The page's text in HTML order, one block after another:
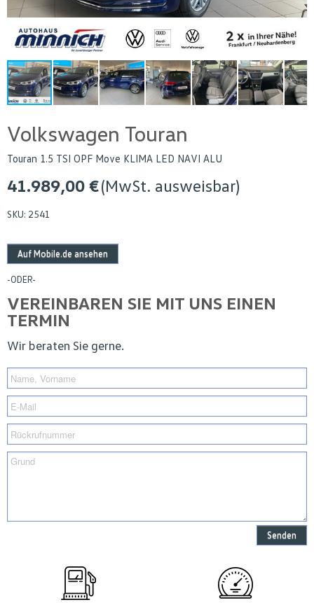
Volkswagen Touran
Touran 1.5 TSI OPF Move KLIMA LED NAVI ALU
41.989,00 €(MwSt. ausweisbar)
SKU: 2541
Auf Mobile.de ansehen
-ODER-
VEREINBAREN SIE MIT UNS EINEN
TERMIN
Wir beraten Sie gerne.
Senden